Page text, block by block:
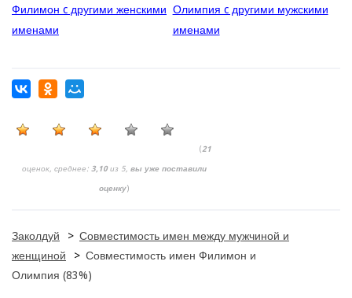
Филимон c другими женскими
именами
Олимпия c другими мужскими
именами
(21
оценок, среднее: 3,10из 5, вы уже поставили
оценку)
Заколдуй > Совместимость имен между мужчиной и
женщиной
> Совместимость имен Филимон и
Олимпия (83%)